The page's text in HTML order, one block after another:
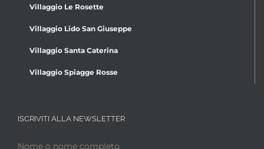
Villaggio Le Rosette
Villaggio Lido San Giuseppe
Villaggio Santa Caterina
Villaggio Spiagge Rosse
ISCRIVITI ALLA NEWSLETTER
Nome o nome completo